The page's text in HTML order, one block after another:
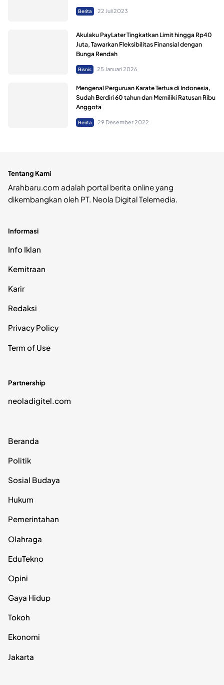
Berita 22 Juli 2023
Akulaku PayLater Tingkatkan Limit hingga Rp40
Juta, Tawarkan Fleksibilitas Finansial dengan
Bunga Rendah
Bisnis 25 Januari 2026
Mengenal Perguruan Karate Tertua di Indonesia,
Sudah Berdiri 60 tahun dan Memiliki Ratusan Ribu
Anggota
Berita 29 Desember 2022
Tentang Kami
Arahbaru.com adalah portal berita online yang
dikembangkan oleh PT. Neola Digital Telemedia.
Informasi
Info Iklan
Kemitraan
Karir
Redaksi
Privacy Policy
Term of Use
Partnership
neoladigitel.com
Beranda
Politik
Sosial Budaya
Hukum
Pemerintahan
Olahraga
EduTekno
Opini
Gaya Hidup
Tokoh
Ekonomi
Jakarta